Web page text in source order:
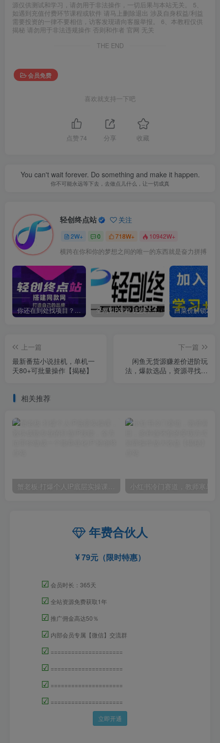
源仅供测试和学习，请勿用于非法操作，一切后果与本站无关。 5、
如遇到充值付费环节课程或软件 请马上删除退出 涉及自身权益/利益
需要投资的一律不要相信，访客发现请向客服举报。 6、本教程仅供
揭秘 请勿用于非法违规操作 否则和作者 官网 无关
THE END
会员免费
喜欢就支持一下吧
点赞 74 分享 收藏
You can't wait forever. Do something and make it happen.
你不可能永远等下去，去做点儿什么，让一切成真
轻创终点站 关注
2W+ 0 718W+ 10942W+
横跨在你和你的梦想之间的唯一的东西就是奋力拼搏
你还在到处找项目？还在当韭菜？我靠卖项目一个月收入5万+，曾经我也是个失败者。 全网VIP课程 无损下载~
上一篇
最新番茄小说挂机，单机一
天80+可批量操作【揭秘】
下一篇
闲鱼无货源赚差价进阶玩
法，爆款选品，资源寻找，
相关推荐
蟹老板·打爆个人IP底层实操课，教你成熟专业的打造IP技能，全方位带你做成一个能商业化IP
年费合伙人
79元（限时特惠）
☑ 会员时长：365天
☑ 全站资源免费获取1年
☑ 推广佣金高达50％
☑ 内部会员专属【微信】交流群
☑ =====================
☑ =====================
☑ =====================
☑ =====================
立即开通